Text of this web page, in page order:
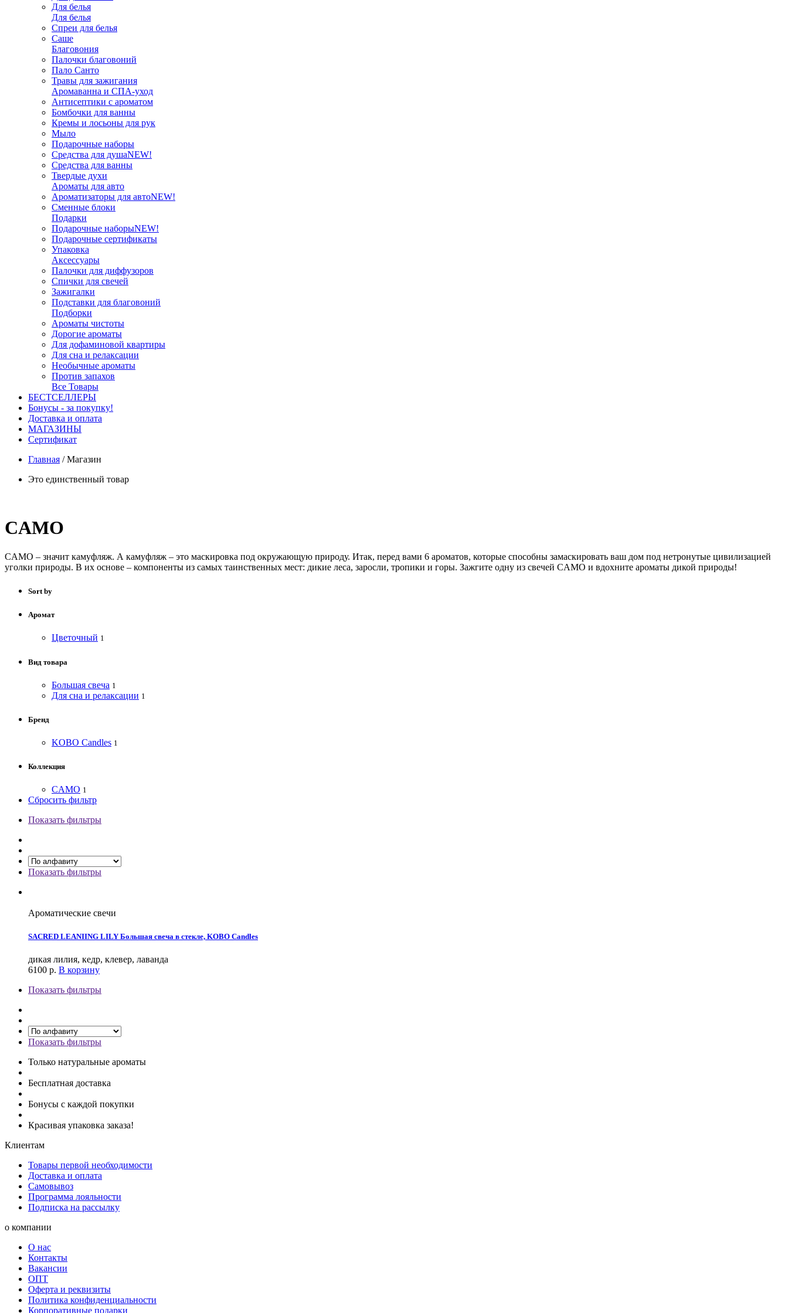
Для белья
Для белья
Спреи для белья
Саше
Благовония
Палочки благовоний
Пало Санто
Травы для зажигания
Аромаванна и СПА-уход
Антисептики с ароматом
Бомбочки для ванны
Кремы и лосьоны для рук
Мыло
Подарочные наборы
Средства для душаNEW!
Средства для ванны
Твердые духи
Ароматы для авто
Ароматизаторы для автоNEW!
Сменные блоки
Подарки
Подарочные наборыNEW!
Подарочные сертификаты
Упаковка
Аксессуары
Палочки для диффузоров
Спички для свечей
Зажигалки
Подставки для благовоний
Подборки
Ароматы чистоты
Дорогие ароматы
Для дофаминовой квартиры
Для сна и релаксации
Необычные ароматы
Против запахов
Все Товары
БЕСТСЕЛЛЕРЫ
Бонусы - за покупку!
Доставка и оплата
МАГАЗИНЫ
Cертификат
Главная /Магазин
Это единственный товар
CAMO
CAMO – значит камуфляж. А камуфляж – это маскировка под окружающую природу. Итак, перед вами 6 ароматов, которые способны замаскировать ваш дом под нетронутые цивилизацией
уголки природы. В их основе – компоненты из самых таинственных мест: дикие леса, заросли, тропики и горы. Зажгите одну из свечей CAMO и вдохните ароматы дикой природы!
Sort by
Аромат
Цветочный 1
Вид товара
Большая свеча 1
Для сна и релаксации 1
Бренд
KOBO Candles 1
Коллекция
CAMO 1
Сбросить фильтр
Показать фильтры
Показать фильтры
Ароматические свечи
SACRED LEANIING LILY Большая свеча в стекле, KOBO Candles
дикая лилия, кедр, клевер, лаванда
6100 р. В корзину
Показать фильтры
Показать фильтры
Только натуральные ароматы
Бесплатная доставка
Бонусы с каждой покупки
Красивая упаковка заказа!
Клиентам
Товары первой необходимости
Доставка и оплата
Самовывоз
Программа лояльности
Подписка на рассылку
о компании
О нас
Контакты
Вакансии
ОПТ
Оферта и реквизиты
Политика конфиденциальности
Корпоративные подарки